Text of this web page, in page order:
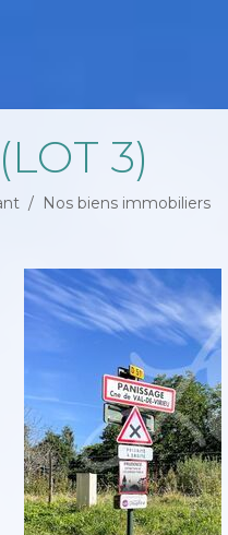
3)
Nos biens immobiliers